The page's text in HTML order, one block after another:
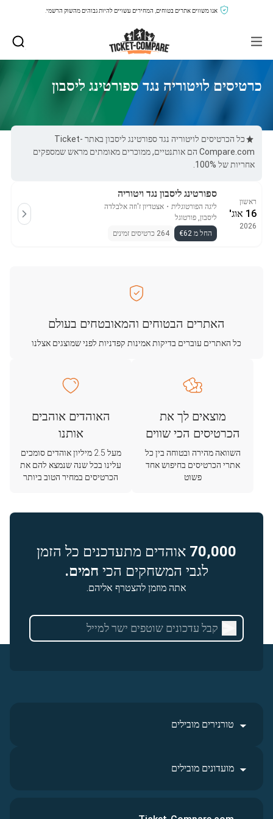
אנו משווים אתרים בטוחים, המחירים עשויים להיות גבוהים מהשוק הרשמי.
כרטיסים לויטוריה נגד ספורטינג ליסבון
כל הכרטיסים לויטוריה נגד ספורטינג ליסבון באתר Ticket-
Compare.com הם אותנטיים, ממוכרים מאומתים מראש שמספקים
אחריות של 100%.
ראשון
16 אוג'
2026
ספורטינג ליסבון נגד ויטוריה
ליגה הפורטוגלית ・ אצטדיון ז'וזה אלבלדה
ליסבון, פורטוגל
החל מ €62
264 כרטיסים זמינים
האתרים הבטוחים והמאובטחים בעולם
כל האתרים עוברים בדיקות אמינות קפדניות לפני שמוצגים אצלנו
מוצאים לך את
הכרטיסים הכי שווים
השוואה מהירה ובטוחה בין כל
אתרי הכרטיסים בחיפוש אחד
פשוט
האוהדים אוהבים
אותנו
מעל 2.5 מיליון אוהדים סומכים
עלינו בכל שנה שנמצא להם את
הכרטיסים במחיר הטוב ביותר
70,000 אוהדים מתעדכנים כל הזמן
לגבי המשחקים הכי חמים.
אתה מוזמן להצטרף אליהם.
טורנירים מובילים
מועדונים מובילים